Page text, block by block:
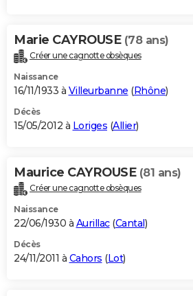
Marie CAYROUSE (78 ans)
Créer une cagnotte obsèques
Naissance
16/11/1933 à Villeurbanne (Rhône)
Décès
15/05/2012 à Loriges (Allier)
Maurice CAYROUSE (81 ans)
Créer une cagnotte obsèques
Naissance
22/06/1930 à Aurillac(Cantal)
Décès
24/11/2011 à Cahors (Lot)